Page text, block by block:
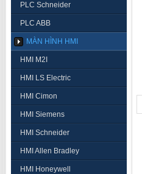
PLC Schneider
PLC ABB
MÀN HÌNH HMI
HMI M2I
HMI LS Electric
HMI Cimon
HMI Siemens
HMI Schneider
HMI Allen Bradley
HMI Honeywell